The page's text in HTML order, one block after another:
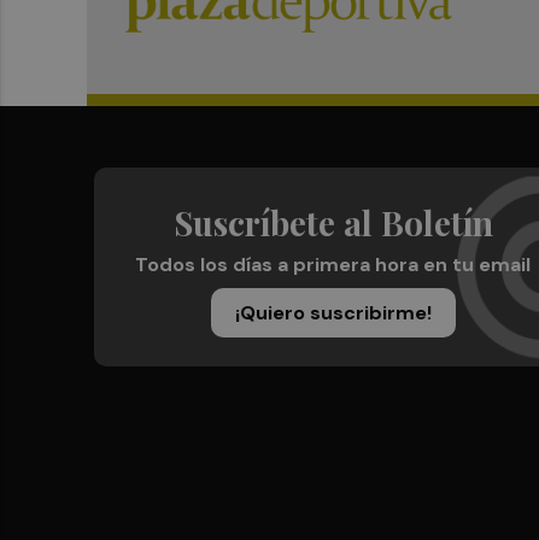
Suscríbete al Boletín
Todos los días a primera hora en tu email
¡Quiero suscribirme!